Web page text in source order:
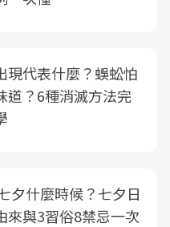
現代表什麼？蜈蚣怕
道？6種消滅方法完
夕什麼時候？七夕日
來與3習俗8禁忌一次